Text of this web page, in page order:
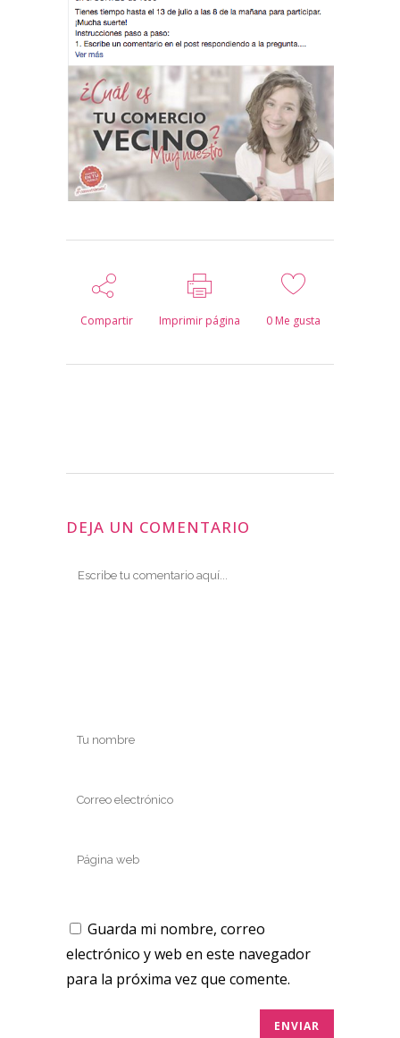
Compartir Imprimir página 0Me gusta
DEJA UN COMENTARIO
Guarda mi nombre, correo
electrónico y web en este navegador
para la próxima vez que comente.